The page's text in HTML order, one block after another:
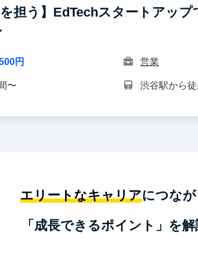
を担う】EdTechスタートアッ
円 営業
〜 渋谷駅から
エリートなキャリアにつなが
「成長できるポイント」を解